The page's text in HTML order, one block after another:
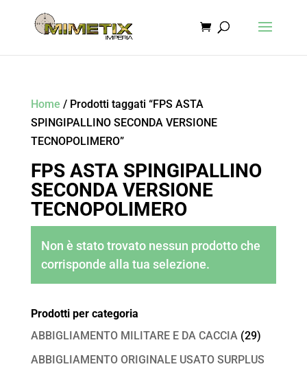
Home / Prodotti taggati “FPS ASTA
SPINGIPALLINO SECONDA VERSIONE
TECNOPOLIMERO”
FPS ASTA SPINGIPALLINO
SECONDA VERSIONE
TECNOPOLIMERO
Non è stato trovato nessun prodotto che
corrisponde alla tua selezione.
Prodotti per categoria
ABBIGLIAMENTO MILITARE E DA CACCIA (29)
ABBIGLIAMENTO ORIGINALE USATO SURPLUS